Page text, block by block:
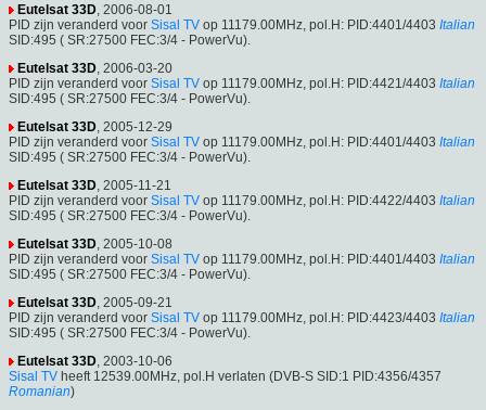
Eutelsat 33D , 2006-08-01
PID zijn veranderd voor Sisal TV op 11179.00MHz, pol.H: PID:4401/4403 Italian
SID:495 ( SR:27500 FEC:3/4 - PowerVu).
Eutelsat 33D , 2006-03-20
PID zijn veranderd voor Sisal TV op 11179.00MHz, pol.H: PID:4421/4403 Italian
SID:495 ( SR:27500 FEC:3/4 - PowerVu).
Eutelsat 33D , 2005-12-29
PID zijn veranderd voor Sisal TV op 11179.00MHz, pol.H: PID:4401/4403 Italian
SID:495 ( SR:27500 FEC:3/4 - PowerVu).
Eutelsat 33D , 2005-11-21
PID zijn veranderd voor Sisal TV op 11179.00MHz, pol.H: PID:4422/4403 Italian
SID:495 ( SR:27500 FEC:3/4 - PowerVu).
Eutelsat 33D , 2005-10-08
PID zijn veranderd voor Sisal TV op 11179.00MHz, pol.H: PID:4401/4403 Italian
SID:495 ( SR:27500 FEC:3/4 - PowerVu).
Eutelsat 33D , 2005-09-21
PID zijn veranderd voor Sisal TV op 11179.00MHz, pol.H: PID:4423/4403 Italian
SID:495 ( SR:27500 FEC:3/4 - PowerVu).
Eutelsat 33D , 2003-10-06
Sisal TV heeft 12539.00MHz, pol.H verlaten (DVB-S SID:1 PID:4356/4357
Romanian)